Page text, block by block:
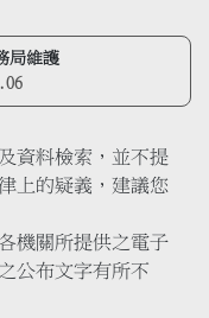
局維護
資料檢索，並不提
上的疑義，建議您
機關所提供之電子
公布文字有所不